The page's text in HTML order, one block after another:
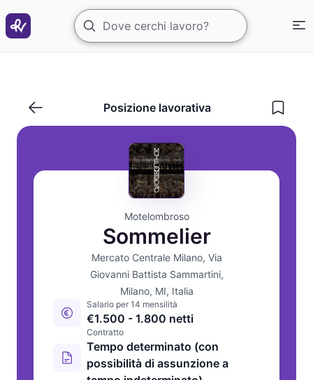
Sommelier per enoteca
Posizione lavorativa
Motelombroso
Sommelier
Mercato Centrale Milano, Via
Giovanni Battista Sammartini,
Milano, MI, Italia
Salario per 14 mensilità
€1.500 - 1.800 netti
Contratto
Tempo determinato (con
possibilità di assunzione a